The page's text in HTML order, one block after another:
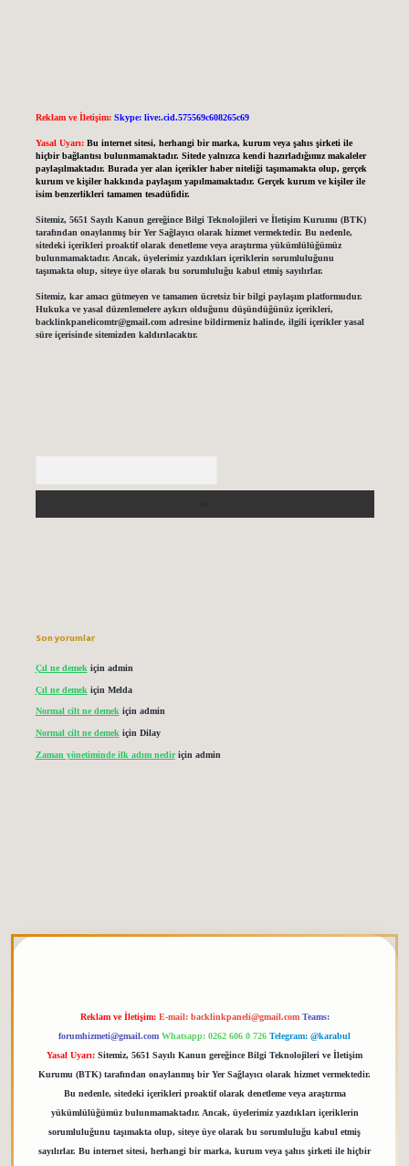
Reklam ve İletişim: Skype: live:.cid.575569c608265c69
Yasal Uyarı: Bu internet sitesi, herhangi bir marka, kurum veya şahıs şirketi ile
hiçbir bağlantısı bulunmamaktadır. Sitede yalnızca kendi hazırladığımız makaleler
paylaşılmaktadır. Burada yer alan içerikler haber niteliği taşımamakta olup, gerçek
kurum ve kişiler hakkında paylaşım yapılmamaktadır. Gerçek kurum ve kişiler ile
isim benzerlikleri tamamen tesadüfidir.
Sitemiz, 5651 Sayılı Kanun gereğince Bilgi Teknolojileri ve İletişim Kurumu (BTK)
tarafından onaylanmış bir Yer Sağlayıcı olarak hizmet vermektedir. Bu nedenle,
sitedeki içerikleri proaktif olarak denetleme veya araştırma yükümlülüğümüz
bulunmamaktadır. Ancak, üyelerimiz yazdıkları içeriklerin sorumluluğunu
taşımakta olup, siteye üye olarak bu sorumluluğu kabul etmiş sayılırlar.
Sitemiz, kar amacı gütmeyen ve tamamen ücretsiz bir bilgi paylaşım platformudur.
Hukuka ve yasal düzenlemelere aykırı olduğunu düşündüğünüz içerikleri,
backlinkpanelicomtr@gmail.comadresine bildirmeniz halinde, ilgili içerikler yasal
süre içerisinde sitemizden kaldırılacaktır.
Son yorumlar
Çıl ne demek için admin
Çıl ne demek için Melda
Normal cilt ne demekiçin admin
Normal cilt ne demek için Dilay
Zaman yönetiminde ilk adım nediriçin admin
Reklam ve İletişim: E-mail: backlinkpaneli@gmail.com Teams:
forumhizmeti@gmail.com Whatsapp: 0262 606 0 726 Telegram: @karabul
Yasal Uyarı: Sitemiz, 5651 Sayılı Kanun gereğince Bilgi Teknolojileri ve İletişim
Kurumu (BTK) tarafından onaylanmış bir Yer Sağlayıcı olarak hizmet vermektedir.
Bu nedenle, sitedeki içerikleri proaktif olarak denetleme veya araştırma
yükümlülüğümüz bulunmamaktadır. Ancak, üyelerimiz yazdıkları içeriklerin
sorumluluğunu taşımakta olup, siteye üye olarak bu sorumluluğu kabul etmiş
sayılırlar. Bu internet sitesi, herhangi bir marka, kurum veya şahıs şirketi ile hiçbir